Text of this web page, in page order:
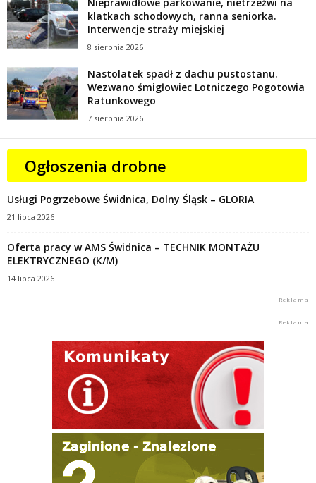
klatkach schodowych, ranna seniorka.
Interwencje straży miejskiej
8 sierpnia 2026
Nastolatek spadł z dachu pustostanu.
Wezwano śmigłowiec Lotniczego Pogotowia
Ratunkowego
7 sierpnia 2026
Ogłoszenia drobne
Usługi Pogrzebowe Świdnica, Dolny Śląsk – GLORIA
21 lipca 2026
Oferta pracy w AMS Świdnica – TECHNIK MONTAŻU
ELEKTRYCZNEGO (K/M)
14 lipca 2026